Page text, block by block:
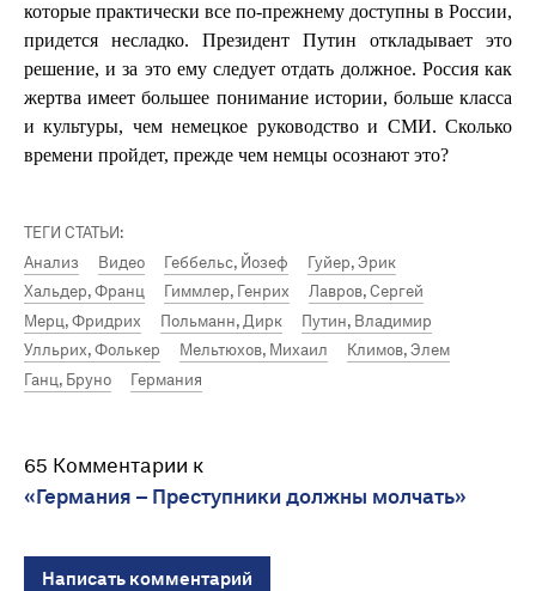
которые практически все по-прежнему доступны в России,
придется несладко. Президент Путин откладывает это
решение, и за это ему следует отдать должное. Россия как
жертва имеет большее понимание истории, больше класса
и культуры, чем немецкое руководство и СМИ. Сколько
времени пройдет, прежде чем немцы осознают это?
ТЕГИ СТАТЬИ:
Анализ
Видео Геббельс, Йозеф
Гуйер, Эрик
Хальдер, Франц
Гиммлер, Генрих
Лавров, Сергей
Мерц, Фридрих
Польманн, Дирк
Путин, Владимир
Улльрих, Фолькер
Мельтюхов, Михаил
Климов, Элем
Ганц, Бруно
Германия
65 Комментарии к
«Германия – Преступники должны молчать»
Написать комментарий